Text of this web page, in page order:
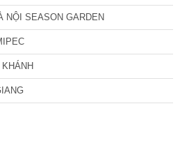
NỘI SEASON GARDEN